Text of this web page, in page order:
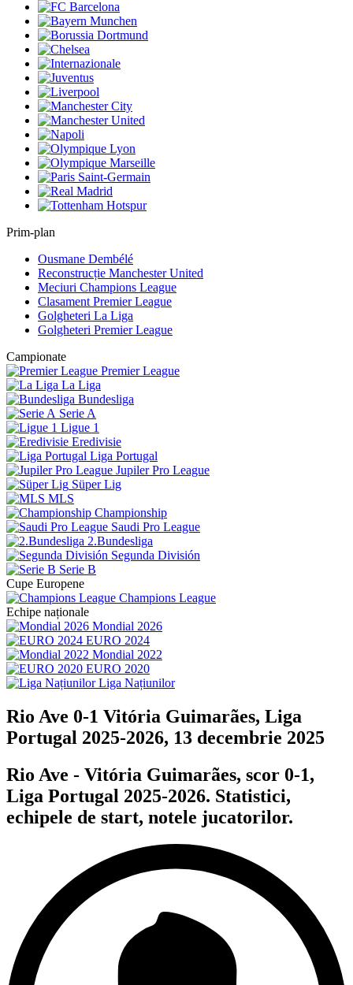
Prim-plan
Ousmane Dembélé
Reconstrucție Manchester United
Meciuri Champions League
Clasament Premier League
Golgheteri La Liga
Golgheteri Premier League
Campionate
Premier League
La Liga
Bundesliga
Serie A
Ligue 1
Eredivisie
Liga Portugal
Jupiler Pro League
Süper Lig
MLS
Championship
Saudi Pro League
2.Bundesliga
Segunda División
Serie B
Cupe Europene
Champions League
Echipe naționale
Mondial 2026
EURO 2024
Mondial 2022
EURO 2020
Liga Națiunilor
Rio Ave 0-1 Vitória Guimarães, Liga
Portugal 2025-2026, 13 decembrie 2025
Rio Ave - Vitória Guimarães, scor 0-1,
Liga Portugal 2025-2026. Statistici,
echipele de start, notele jucatorilor.